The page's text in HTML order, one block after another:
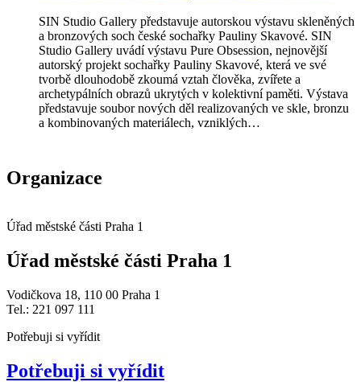
SIN Studio Gallery představuje autorskou výstavu skleněných
a bronzových soch české sochařky Pauliny Skavové. SIN
Studio Gallery uvádí výstavu Pure Obsession, nejnovější
autorský projekt sochařky Pauliny Skavové, která ve své
tvorbě dlouhodobě zkoumá vztah člověka, zvířete a
archetypálních obrazů ukrytých v kolektivní paměti. Výstava
představuje soubor nových děl realizovaných ve skle, bronzu
a kombinovaných materiálech, vzniklých…
Organizace
Úřad městské části Praha 1
Úřad městské části Praha 1
Vodičkova 18, 110 00 Praha 1
Tel.: 221 097 111
Potřebuji si vyřídit
Potřebuji si vyřídit